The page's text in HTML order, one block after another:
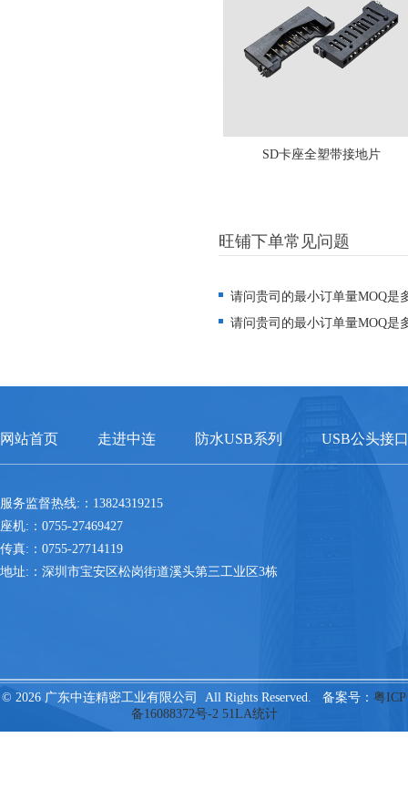
SD卡座全塑带接地片
旺铺下单常见问题
请问贵司的最小订单量MOQ是
请问贵司的最小订单量MOQ是
网站首页 走进中连 防水USB系列 USB公头接口
服务监督热线:：13824319215
座机:：0755-27469427
传真:：0755-27714119
地址:：深圳市宝安区松岗街道溪头第三工业区3栋
© 2026 广东中连精密工业有限公司 All Rights Reserved. 备案号： 粤ICP
备16088372号-2 51LA统计